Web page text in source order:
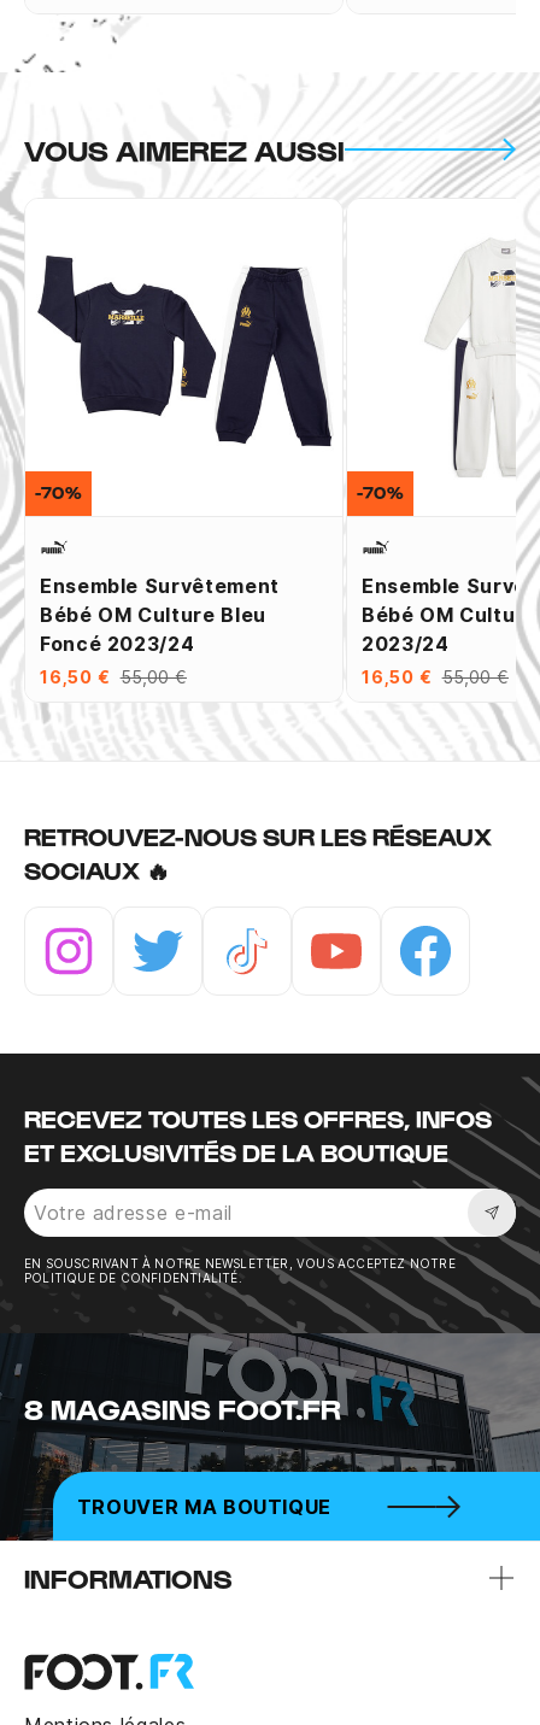
VOUS AIMEREZ AUSSI
Ensemble Survêtement
Bébé OM Culture Bleu
Foncé 2023/24
16,50 € 55,00 €
-70%
Ensemble
Bébé OM
2023/24
16,50 € 55,00 €
-70%
RETROUVEZ-NOUS SUR LES RÉSEAUX
SOCIAUX 🔥
RECEVEZ TOUTES LES OFFRES, INFOS
ET EXCLUSIVITÉS DE LA BOUTIQUE
EN SOUSCRIVANT À NOTRE NEWSLETTER, VOUS ACCEPTEZ NOTRE
POLITIQUE DE CONFIDENTIALITÉ.
8 MAGASINS FOOT.FR
TROUVER MA BOUTIQUE
INFORMATIONS